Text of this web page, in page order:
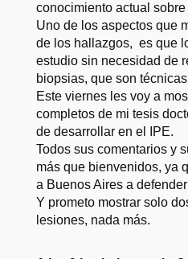
conocimiento actual
Uno de los aspectos que
de los hallazgos, es que
estudio sin necesidad de
biopsias, que son
Este viernes les voy a
completos de mi tesis
de desarrollar en el IPE.
Todos sus comentarios y
más que bienvenidos, ya
a Buenos Aires a
Y prometo mostrar solo
lesiones, nada más.